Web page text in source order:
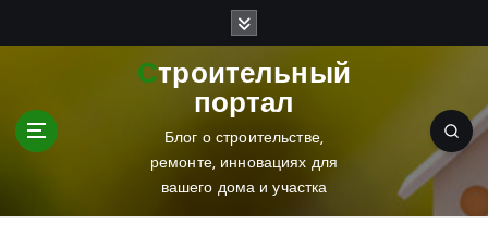
Строительный
портал
Блог о строительстве,
ремонте, инновациях для
вашего дома и участка